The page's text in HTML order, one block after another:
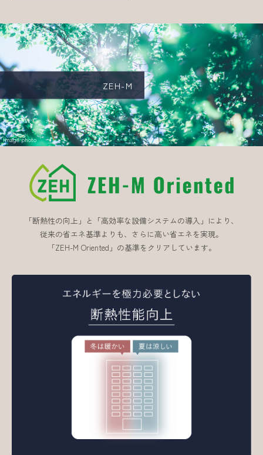
Image photo
ZEH-M
「断熱性の向上」と「高効率な設備システムの導入」により、
従来の省エネ基準よりも、さらに高い省エネを実現。
「ZEH-M Oriented」の基準をクリアしています。